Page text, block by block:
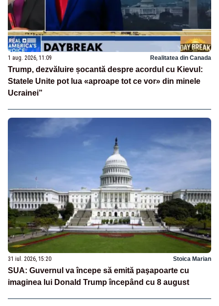
1 aug. 2026, 11:09 Realitatea din Canada
Trump, dezvăluire șocantă despre acordul cu Kievul:
Statele Unite pot lua «aproape tot ce vor» din minele
Ucrainei”
31 iul. 2026, 15:20 Stoica Marian
SUA: Guvernul va începe să emită paşapoarte cu
imaginea lui Donald Trump începând cu 8 august